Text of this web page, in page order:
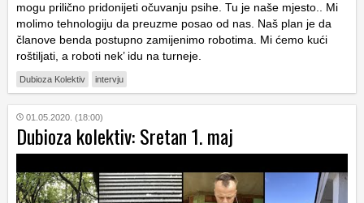
mogu prilično pridonijeti očuvanju psihe. Tu je naše mjesto.. Mi
molimo tehnologiju da preuzme posao od nas. Naš plan je da
članove benda postupno zamijenimo robotima. Mi ćemo kući
roštiljati, a roboti nek’ idu na turneje.
Dubioza Kolektiv intervju
01.05.2020. (18:00)
Dubioza kolektiv: Sretan 1. maj